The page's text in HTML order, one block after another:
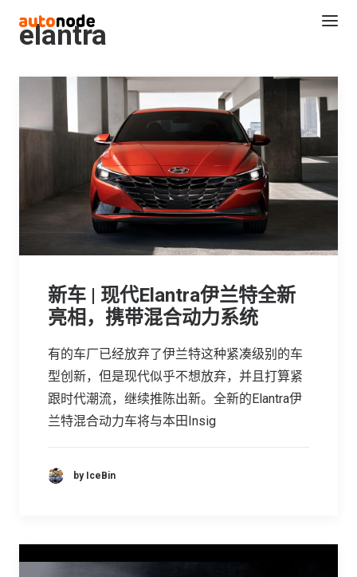
elantra
新车 | 现代Elantra伊兰特全新
亮相，携带混合动力系统
有的车厂已经放弃了伊兰特这种紧凑级别的车
型创新，但是现代似乎不想放弃，并且打算紧
跟时代潮流，继续推陈出新。全新的Elantra伊
兰特混合动力车将与本田Insig
by IceBin